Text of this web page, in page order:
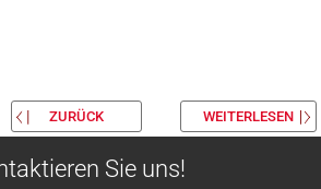
ZURÜCK WEITERLESEN
Sie uns!